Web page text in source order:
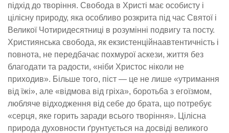
підхід до творіння. Свобода в Христі має особисту і
цілісну природу, яка особливо розкрита під час Святої і
Великої Чотиридесятниці в розумінні подвигу та посту.
Християнська свобода, як екзистенційнаавтентичність і
повнота, не передбачає похмуроїаскези, життя без
благодати та радости, «ніби Христос ніколи не
приходив». Більше того, піст — це не лише «утримання
від їжі», але «відмова від гріха», боротьба з егоїзмом,
любляче відходження від себе до брата, що потребує
«серця, яке горить заради всього творіння». Цілісна
природа духовности ґрунтується на досвіді великого